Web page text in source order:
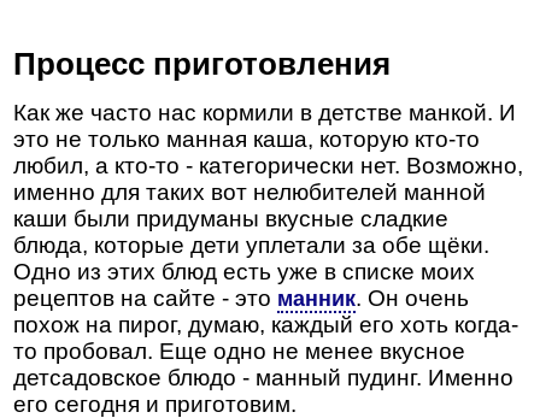
Процесс приготовления
Как же часто нас кормили в детстве манкой. И
это не только манная каша, которую кто-то
любил, а кто-то - категорически нет. Возможно,
именно для таких вот нелюбителей манной
каши были придуманы вкусные сладкие
блюда, которые дети уплетали за обе щёки.
Одно из этих блюд есть уже в списке моих
рецептов на сайте - это манник. Он очень
похож на пирог, думаю, каждый его хоть когда-
то пробовал. Еще одно не менее вкусное
детсадовское блюдо - манный пудинг. Именно
его сегодня и приготовим.